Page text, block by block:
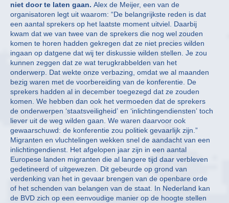
niet door te laten gaan. Alex de Meijer, een van de
organisatoren legt uit waarom: “De belangrijkste reden is dat
een aantal sprekers op het laatste moment uitviel. Daarbij
kwam dat we van twee van de sprekers die nog wel zouden
komen te horen hadden gekregen dat ze niet precies wilden
ingaan op datgene dat wij ter diskussie wilden stellen. Je zou
kunnen zeggen dat ze wat terugkrabbelden van het
onderwerp. Dat wekte onze verbazing, omdat we al maanden
bezig waren met de voorbereiding van de konferentie. De
sprekers hadden al in december toegezegd dat ze zouden
komen. We hebben dan ook het vermoeden dat de sprekers
de onderwerpen ‘staatsveiligheid’ en ‘inlichtingendiensten’ toch
liever uit de weg wilden gaan. We waren daarvoor ook
gewaarschuwd: de konferentie zou politiek gevaarlijk zijn.”
Migranten en vluchtelingen wekken snel de aandacht van een
inlichtingendienst. Het afgelopen jaar zijn in een aantal
Europese landen migranten die al langere tijd daar verbleven
gedetineerd of uitgewezen. Dit gebeurde op grond van
verdenking van het in gevaar brengen van de openbare orde
of het schenden van belangen van de staat. In Nederland kan
de BVD zich op een eenvoudige manier op de hoogte stellen